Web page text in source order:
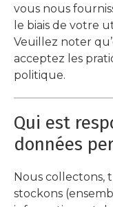
vous nous
le biais de votre
Veuillez noter
acceptez les
politique.
Qui est
données
Nous collectons,
stockons